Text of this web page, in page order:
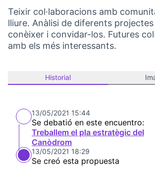
Teixir col·laboracions amb
lliure. Anàlisi de diferents
conèixer i convidar-los. Futures
amb els més interessants.
Historial
13/05/2021 15:44
Se debatió en este encuentro:
Treballem el pla estratègic del
Canòdrom
13/05/2021 18:29
Se creó esta propuesta